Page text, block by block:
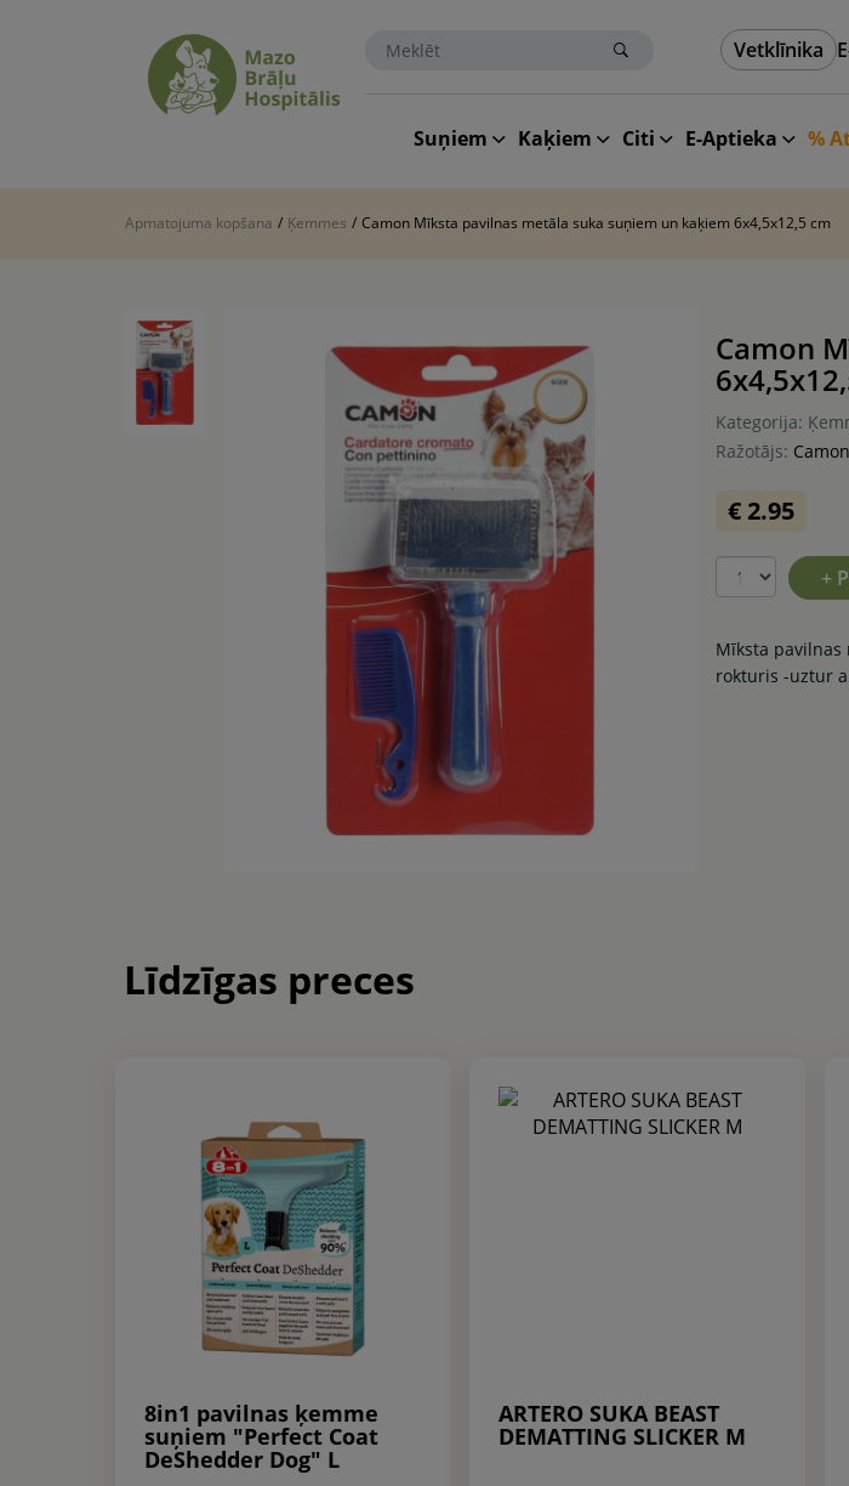
Vetklīnika
Suņiem Kaķiem Citi E-Aptieka %
Apmatojuma kopšana / Ķemmes / Camon Mīksta pavilnas metāla suka suņiem un kaķiem 6x4,5x12,5 cm
Camon
Kategorija:
Ražotājs: Camon
€ 2.95
+
Mīksta pavilnas
rokturis -uztur
Līdzīgas preces
8in1 pavilnas ķemme
suņiem "Perfect Coat
DeShedder Dog" L
ARTERO SUKA BEAST
DEMATTING SLICKER M